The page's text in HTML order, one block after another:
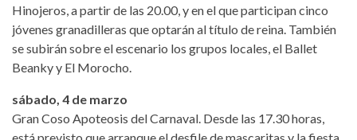
Hinojeros, a partir de las 20.00, y en el que participan cinco
jóvenes granadilleras que optarán al título de reina. También
se subirán sobre el escenario los grupos locales, el Ballet
Beanky y El Morocho.
sábado, 4 de marzo
Gran Coso Apoteosis del Carnaval. Desde las 17.30 horas,